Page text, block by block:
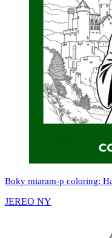
Boky miaram-p coloring:
JEREO NY